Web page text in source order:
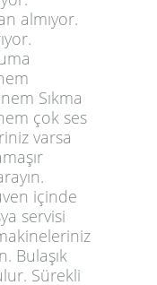
almıyor.
Sıkma
çok ses
varsa
içinde
servisi
Bulaşık
Sürekli